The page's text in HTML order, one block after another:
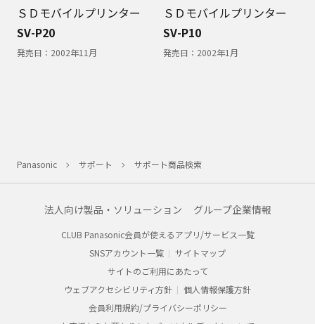
ＳＤモバイルプリンター
SV-P20
発売日： 2002年11月
ＳＤモバイルプリンター
SV-P10
発売日： 2002年1月
Panasonic サポート サポート商品検索
法人向け製品・ソリューション グループ企業情報
CLUB Panasonic会員が使えるアプリ/サービス一覧
SNSアカウント一覧
サイトマップ
サイトのご利用にあたって
ウェブアクセシビリティ方針
個人情報保護方針
会員利用規約/プライバシーポリシー